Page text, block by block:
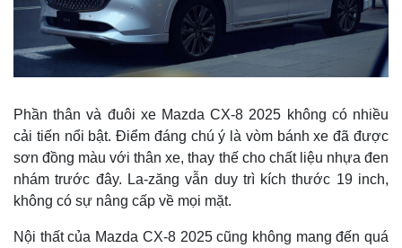
Phần thân và đuôi xe Mazda CX-8 2025 không có nhiều
cải tiến nổi bật. Điểm đáng chú ý là vòm bánh xe đã được
sơn đồng màu với thân xe, thay thế cho chất liệu nhựa đen
nhám trước đây. La-zăng vẫn duy trì kích thước 19 inch,
không có sự nâng cấp về mọi mặt.
Nội thất của Mazda CX-8 2025 cũng không mang đến quá